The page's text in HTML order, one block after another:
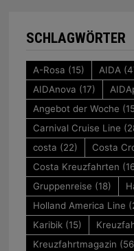
SCHLAGWÖRTER
A-Rosa (15) AIDA
AIDAnova (17)
Angebot der Woche
Carnival Cruise Line
costa (22) Costa
Costa Kreuzfahrten
Gruppenreise (18)
Holland America Line
Karibik(15)
Kreuzfahrtmagazin